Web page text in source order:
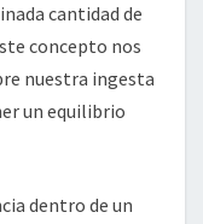
cantidad de
concepto nos
nuestra ingesta
un equilibrio
dentro de un